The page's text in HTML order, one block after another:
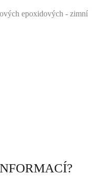
epoxidových - zimní